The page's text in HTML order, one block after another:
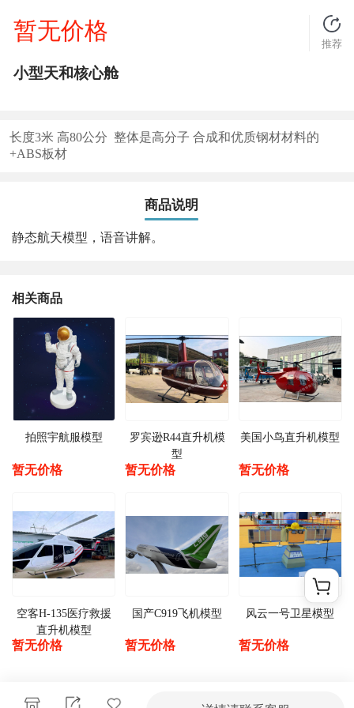
暂无价格
推荐
小型天和核心舱
长度3米 高80公分 整体是高分子 合成和优质钢材材料的
+ABS板材
商品说明
静态航天模型，语音讲解。
相关商品
拍照宇航服模型
暂无价格
罗宾逊R44直升机模
型
暂无价格
美国小鸟直升机模型
暂无价格
空客H-135医疗救援
直升机模型
暂无价格
国产C919飞机模型
暂无价格
风云一号卫星模型
暂无价格